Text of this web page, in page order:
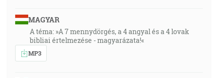
MAGYAR
A téma: »A 7 mennydörgés, a 4 angyal és a 4 lovak
bibliai értelmezése - magyarázata!«
MP3